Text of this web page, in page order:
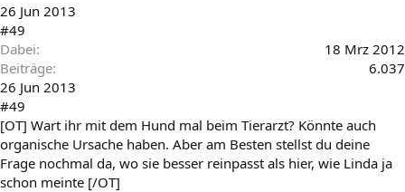
26 Jun 2013
#49
Dabei
18 Mrz 2012
Beiträge
6.037
26 Jun 2013
#49
[OT] Wart ihr mit dem Hund mal beim Tierarzt? Könnte auch
organische Ursache haben. Aber am Besten stellst du deine
Frage nochmal da, wo sie besser reinpasst als hier, wie Linda ja
schon meinte [/OT]